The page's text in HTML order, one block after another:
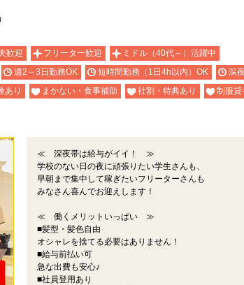
歓迎 フリーター歓迎
ミドル（40代～）活躍中
週2～3日勤務OK 短時間勤務（1日4h以内）OK
深
あり まかない・食事補助 社割・特典あり
制服貸
≪ 深夜帯は給与がイイ！ ≫
学校のない日の夜に頑張りたい学生さんも、
早朝まで集中して稼ぎたいフリーターさんも
みなさん喜んでお迎えします！
≪ 働くメリットいっぱい ≫
■髪型・髪色自由
オシャレを捨てる必要はありません！
■給与前払い可
急な出費も安心♪
■社員登用あり